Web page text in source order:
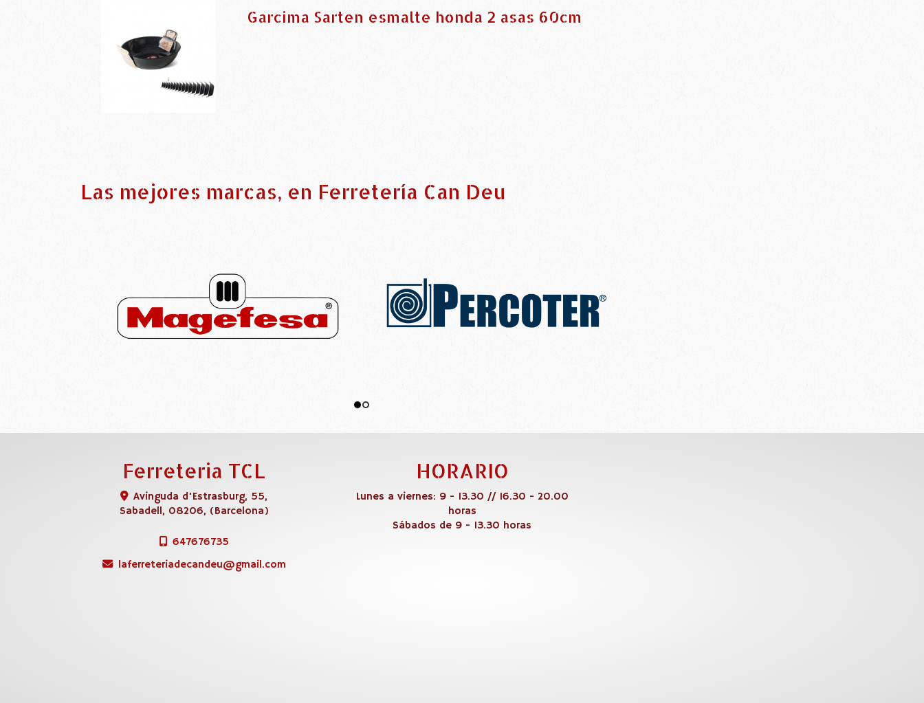
Garcima Sarten esmalte honda 2 asas 60cm
Las mejores marcas, en Ferretería Can Deu
Ferreteria TCL
Avinguda d'Estrasburg, 55,
Sabadell, 08206, (Barcelona)
647676735
laferreteriadecandeu
gmail.com
HORARIO
Lunes a viernes: 9 - 13.30 // 16.30 - 20.00
horas
Sábados de 9 - 13.30 horas